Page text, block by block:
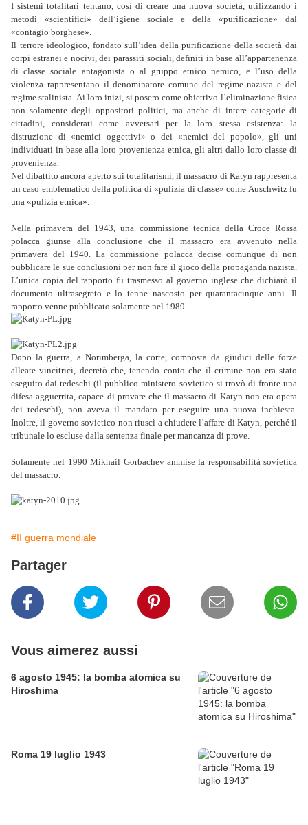
I sistemi totalitari tentano, così di creare una nuova società, utilizzando i
metodi «scientifici» dell’igiene sociale e della «purificazione» dal
«contagio borghese».
Il terrore ideologico, fondato sull’idea della purificazione della società dai
corpi estranei e nocivi, dei parassiti sociali, definiti in base all’appartenenza
di classe sociale antagonista o al gruppo etnico nemico, e l’uso della
violenza rappresentano il denominatore comune del regime nazista e del
regime stalinista. Ai loro inizi, si posero come obiettivo l’eliminazione fisica
non solamente degli oppositori politici, ma anche di intere categorie di
cittadini, considerati come avversari per la loro stessa esistenza: la
distruzione di «nemici oggettivi» o dei «nemici del popolo», gli uni
individuati in base alla loro provenienza etnica, gli altri dallo loro classe di
provenienza.
Nel dibattito ancora aperto sui totalitarismi, il massacro di Katyn rappresenta
un caso emblematico della politica di «pulizia di classe» come Auschwitz fu
una «pulizia etnica».
Nella primavera del 1943, una commissione tecnica della Croce Rossa
polacca giunse alla conclusione che il massacro era avvenuto nella
primavera del 1940. La commissione polacca decise comunque di non
pubblicare le sue conclusioni per non fare il gioco della propaganda nazista.
L’unica copia del rapporto fu trasmesso al governo inglese che dichiarò il
documento ultrasegreto e lo tenne nascosto per quarantacinque anni. Il
rapporto venne pubblicato solamente nel 1989.
Dopo la guerra, a Norimberga, la corte, composta da giudici delle forze
alleate vincitrici, decretò che, tenendo conto che il crimine non era stato
eseguito dai tedeschi (il pubblico ministero sovietico si trovò di fronte una
difesa agguerrita, capace di provare che il massacro di Katyn non era opera
dei tedeschi), non aveva il mandato per eseguire una nuova inchiesta.
Inoltre, il governo sovietico non riuscì a chiudere l’affare di Katyn, perché il
tribunale lo escluse dalla sentenza finale per mancanza di prove.
Solamente nel 1990 Mikhail Gorbachev ammise la responsabilità sovietica
del massacro.
#II guerra mondiale
Partager
Vous aimerez aussi
6 agosto 1945: la bomba atomica su
Hiroshima
Roma 19 luglio 1943